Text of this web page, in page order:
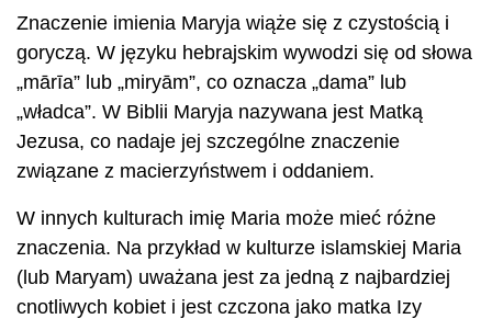
Znaczenie imienia Maryja wiąże się z czystością i
goryczą. W języku hebrajskim wywodzi się od słowa
„mārīa” lub „miryām”, co oznacza „dama” lub
„władca”. W Biblii Maryja nazywana jest Matką
Jezusa, co nadaje jej szczególne znaczenie
związane z macierzyństwem i oddaniem.
W innych kulturach imię Maria może mieć różne
znaczenia. Na przykład w kulturze islamskiej Maria
(lub Maryam) uważana jest za jedną z najbardziej
cnotliwych kobiet i jest czczona jako matka Izy